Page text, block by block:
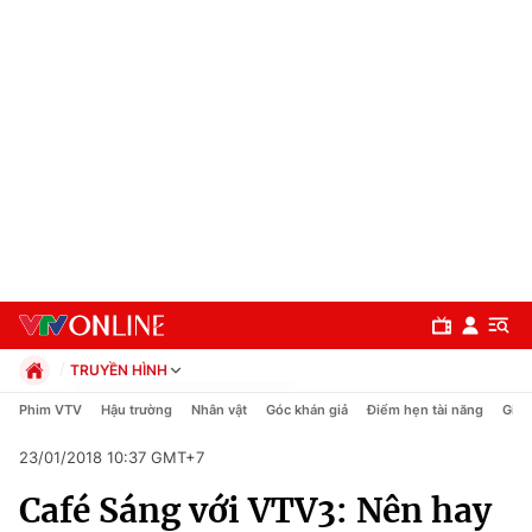
Chuyên mục
TRUYỀN HÌNH
Chính trị
Pháp luật
Kinh tế
Phim VTV Hậu trường Nhân vật Góc khán giả Điểm hẹn tài năng Giải
23/01/2018 10:37 GMT+7
Café Sáng với VTV3: Nên hay